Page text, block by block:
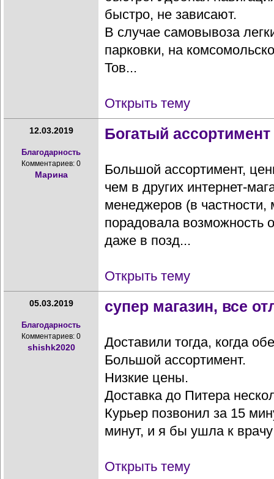
быстро, не зависают.
В случае самовывоза
парковки, на
Тов...
Открыть тему
12.03.2019
Благодарность
Комментариев: 0
Марина
Богатый ассортимент
Большой ассортимент,
чем в других интернет-
менеджеров (в
порадовала возможность
даже в позд...
Открыть тему
05.03.2019
Благодарность
Комментариев: 0
shishk2020
супер магазин, все
Доставили тогда, когда
Большой ассортимент.
Низкие цены.
Доставка до Питера
Курьер позвонил за 15
минут, и я бы ушла к
Открыть тему